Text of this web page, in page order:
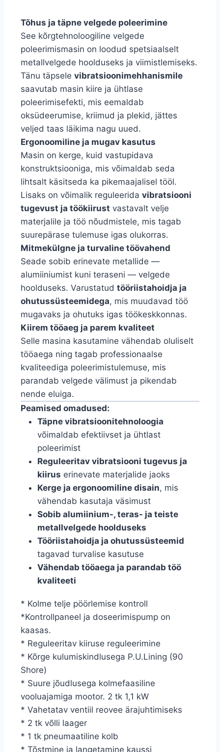
Tõhus ja täpne velgede poleerimine
See kõrgtehnoloogiline velgede
poleerimismasin on loodud spetsiaalselt
metallvelgede hoolduseks ja viimistlemiseks.
Tänu täpsele vibratsioonimehhanismile
saavutab masin kiire ja ühtlase
poleerimisefekti, mis eemaldab
oksüdeerumise, kriimud ja plekid, jättes
veljed taas läikima nagu uued.
Ergonoomiline ja mugav kasutus
Masin on kerge, kuid vastupidava
konstruktsiooniga, mis võimaldab seda
lihtsalt käsitseda ka pikemaajalisel tööl.
Lisaks on võimalik reguleerida vibratsiooni
tugevust ja töökiirust vastavalt velje
materjalile ja töö nõudmistele, mis tagab
suurepärase tulemuse igas olukorras.
Mitmekülgne ja turvaline töövahend
Seade sobib erinevate metallide —
alumiiniumist kuni teraseni — velgede
hoolduseks. Varustatud tööriistahoidja ja
ohutussüsteemidega, mis muudavad töö
mugavaks ja ohutuks igas töökeskkonnas.
Kiirem tööaeg ja parem kvaliteet
Selle masina kasutamine vähendab oluliselt
tööaega ning tagab professionaalse
kvaliteediga poleerimistulemuse, mis
parandab velgede välimust ja pikendab
nende eluiga.
Peamised omadused:
Täpne vibratsioonitehnoloogia
võimaldab efektiivset ja ühtlast
poleerimist
Reguleeritav vibratsiooni tugevus ja
kiirus erinevate materjalide jaoks
Kerge ja ergonoomiline disain, mis
vähendab kasutaja väsimust
Sobib alumiinium-, teras- ja teiste
metallvelgede hoolduseks
Tööriistahoidja ja ohutussüsteemid
tagavad turvalise kasutuse
Vähendab tööaega ja parandab töö
kvaliteeti
* Kolme telje pöörlemise kontroll
*Kontrollpaneel ja doseerimispump on
kaasas.
* Reguleeritav kiiruse reguleerimine
* Kõrge kulumiskindlusega P.U.Lining (90
Shore)
* Suure jõudlusega kolmefaasiline
vooluajamiga mootor. 2 tk 1,1 kW
* Vahetatav ventiil reovee ärajuhtimiseks
* 2 tk võlli laager
* 1 tk pneumaatiline kolb
* Tõstmine ja langetamine kaussi